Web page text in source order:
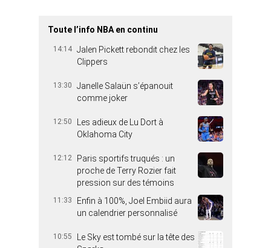
Toute l’info NBA en continu
14:14 Jalen Pickett rebondit chez les
Clippers
13:30
Janelle Salaün s’épanouit
comme joker
12:50
Les adieux de Lu Dort à
Oklahoma City
12:12
Paris sportifs truqués : un
proche de Terry Rozier fait
pression sur des témoins
11:33
Enfin à 100%, Joel Embiid aura
un calendrier personnalisé
10:55
Le Sky est tombé sur la tête des